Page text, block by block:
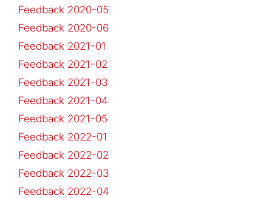
Feedback 2020-05
Feedback 2020-06
Feedback 2021-01
Feedback 2021-02
Feedback 2021-03
Feedback 2021-04
Feedback 2021-05
Feedback 2022-01
Feedback 2022-02
Feedback 2022-03
Feedback 2022-04